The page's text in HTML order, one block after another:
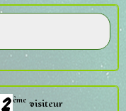
ème visiteur